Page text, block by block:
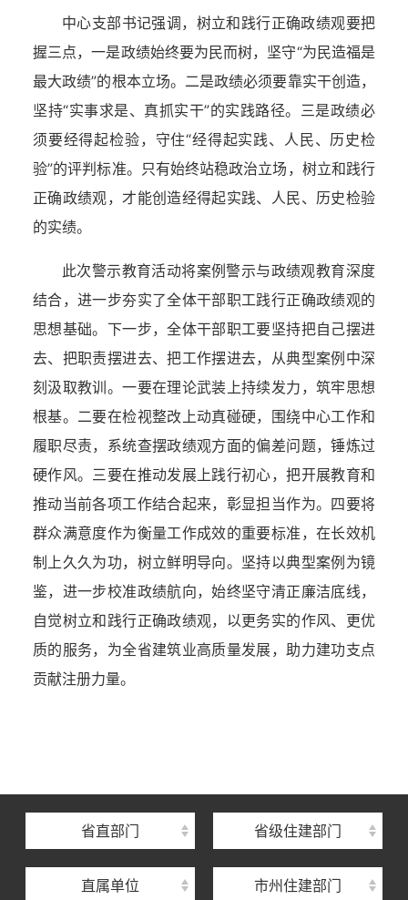
中心支部书记强调，树立和践行正确政绩观要把
握三点，一是政绩始终要为民而树，坚守“为民造福是
最大政绩”的根本立场。二是政绩必须要靠实干创造，
坚持“实事求是、真抓实干”的实践路径。三是政绩必
须要经得起检验，守住“经得起实践、人民、历史检
验”的评判标准。只有始终站稳政治立场，树立和践行
正确政绩观，才能创造经得起实践、人民、历史检验
的实绩。
此次警示教育活动将案例警示与政绩观教育深度
结合，进一步夯实了全体干部职工践行正确政绩观的
思想基础。下一步，全体干部职工要坚持把自己摆进
去、把职责摆进去、把工作摆进去，从典型案例中深
刻汲取教训。一要在理论武装上持续发力，筑牢思想
根基。二要在检视整改上动真碰硬，围绕中心工作和
履职尽责，系统查摆政绩观方面的偏差问题，锤炼过
硬作风。三要在推动发展上践行初心，把开展教育和
推动当前各项工作结合起来，彰显担当作为。四要将
群众满意度作为衡量工作成效的重要标准，在长效机
制上久久为功，树立鲜明导向。坚持以典型案例为镜
鉴，进一步校准政绩航向，始终坚守清正廉洁底线，
自觉树立和践行正确政绩观，以更务实的作风、更优
质的服务，为全省建筑业高质量发展，助力建功支点
贡献注册力量。
省直部门 省级住建部门
直属单位
湖北省住房保障中心
湖北省建设工程质量安全监督总站
湖北省建设工程标准定额管理总站 市州住建部门